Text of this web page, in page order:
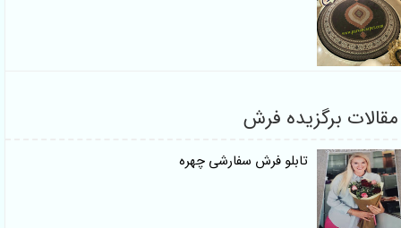
مقالات برگزیده فرش
تابلو فرش سفارشی چهره